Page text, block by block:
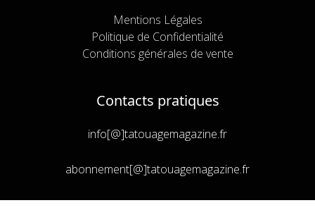
Mentions Légales
Politique de Confidentialité
Conditions générales de vente
Contacts pratiques
info[@]tatouagemagazine.fr
abonnement[@]tatouagemagazine.fr